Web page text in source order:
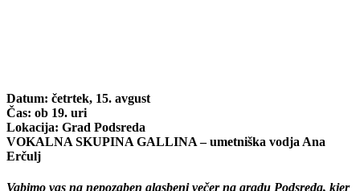
Datum: četrtek, 15. avgust
Čas: ob 19. uri
Lokacija: Grad Podsreda
VOKALNA SKUPINA GALLINA – umetniška vodja Ana
Erčulj
Vabimo vas na nepozaben glasbeni večer na gradu Podsreda, kjer